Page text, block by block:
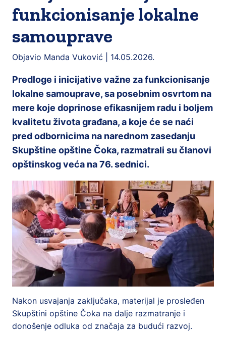
funkcionisanje lokalne
samouprave
Objavio Manda Vuković | 14.05.2026.
Predloge i inicijative važne za funkcionisanje
lokalne samouprave, sa posebnim osvrtom na
mere koje doprinose efikasnijem radu i boljem
kvalitetu života građana, a koje će se naći
pred odbornicima na narednom zasedanju
Skupštine opštine Čoka, razmatrali su članovi
opštinskog veća na 76. sednici.
Nakon usvajanja zaključaka, materijal je prosleđen
Skupštini opštine Čoka na dalje razmatranje i
donošenje odluka od značaja za budući razvoj.